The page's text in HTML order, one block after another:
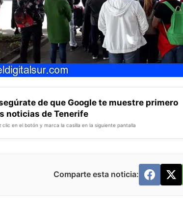
de que Google te muestre primero
noticias de Tenerife
clic en el botón y marca la casilla en la siguiente pantalla
Comparte esta noticia: